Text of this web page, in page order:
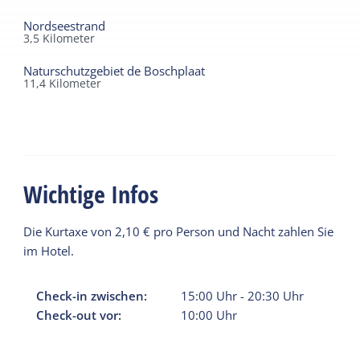
Nordseestrand
3,5 Kilometer
Naturschutzgebiet de Boschplaat
11,4 Kilometer
Wichtige Infos
Die Kurtaxe von 2,10 € pro Person und Nacht zahlen Sie
im Hotel.
Check-in zwischen: 15:00 Uhr - 20:30 Uhr
Check-out vor:
10:00 Uhr